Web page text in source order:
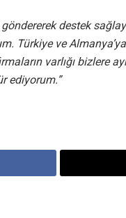
destek
Türkiye ve
varlığı bizlere
ediyorum.”